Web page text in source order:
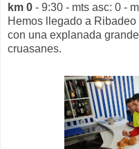
km 0 - 9:30 - mts asc: 0 -
Hemos llegado a
con una explanada
cruasanes.